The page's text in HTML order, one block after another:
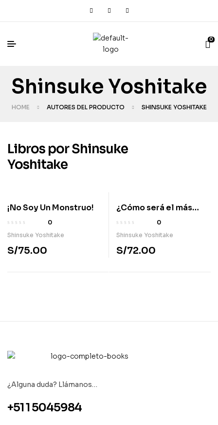
0
Shinsuke Yoshitake
HOME AUTORES DEL PRODUCTO SHINSUKE YOSHITAKE
Libros por Shinsuke
Yoshitake
¡No Soy Un Monstruo!
0
Shinsuke Yoshitake
S/75.00
¿Cómo será el más
allá?
0
Shinsuke Yoshitake
S/72.00
¿Alguna duda? Llámanos…
+51 1 5045984